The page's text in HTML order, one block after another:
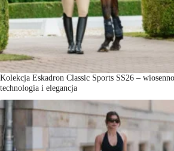
Kolekcja Eskadron Classic Sports SS26 –
technologia i elegancja